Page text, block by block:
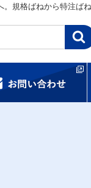
規格ばねから特注ば